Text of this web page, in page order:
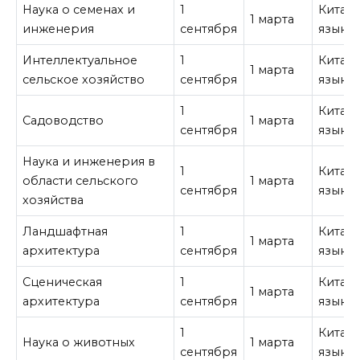
Наука о семенах и
инженерия
1
сентября
1 марта
язык
Интеллектуальное
сельское хозяйство
1
сентября
1 марта
язык
Садоводство
1
сентября
1 марта
язык
Наука и инженерия в
области сельского
хозяйства
1
сентября
1 марта
язык
Ландшафтная
архитектура
1
сентября
1 марта
язык
Сценическая
архитектура
1
сентября
1 марта
язык
Наука о животных
1
сентября
1 марта
язык